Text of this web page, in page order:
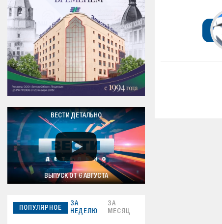
ВЕСТИ ДЕТАЛЬНО
ВЫПУСК ОТ 6 АВГУСТА
ПОПУЛЯРНОЕ
ЗА
НЕДЕЛЮ
ЗА
МЕСЯЦ